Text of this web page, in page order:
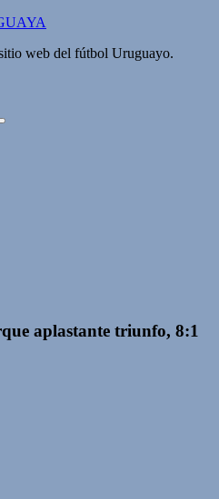
web del fútbol Uruguayo.
aplastante triunfo, 8:1